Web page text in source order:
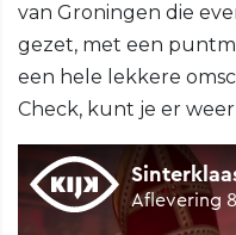
van Groningen die
gezet, met een
een hele lekkere
Check, kunt je er